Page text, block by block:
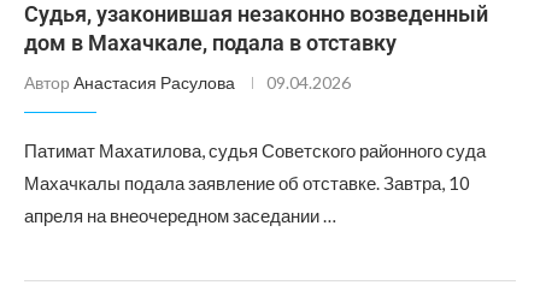
Судья, узаконившая незаконно возведенный
дом в Махачкале, подала в отставку
Автор Анастасия Расулова 09.04.2026
Патимат Махатилова, судья Советского районного суда
Махачкалы подала заявление об отставке. Завтра, 10
апреля на внеочередном заседании …